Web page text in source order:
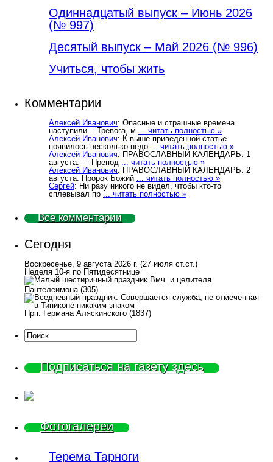
Одиннадцатый выпуск – Июнь 2026
(№ 997)
Деcятый выпуск – Май 2026 (№ 996)
Учиться, чтобы жить
Комментарии
Алексей Иванович: Опасные и страшные времена
наступили... Тревога, м
... читать полностью »
Алексей Иванович: К выше приведённой статье
появилось несколько недо
... читать полностью »
Алексей Иванович: ПРАВОСЛАВНЫЙ КАЛЕНДАРЬ. 1
августа. --- Препод
... читать полностью »
Алексей Иванович: ПРАВОСЛАВНЫЙ КАЛЕНДАРЬ. 2
августа. Пророк Божий
... читать полностью »
Сергей: Ни разу никого не видел, чтобы кто-то
сплевывал пр ... читать полностью »
Все комментарии
Сегодня
Воскресенье, 9 августа 2026 г. (27 июля ст.ст.)
Неделя 10-я по Пятидесятнице
Вмч. и целителя
Пантелеимона (305)
Прп. Германа Аляскинского (1837)
Подписаться на газету здесь
Фотогалереи
Терема Тарноги